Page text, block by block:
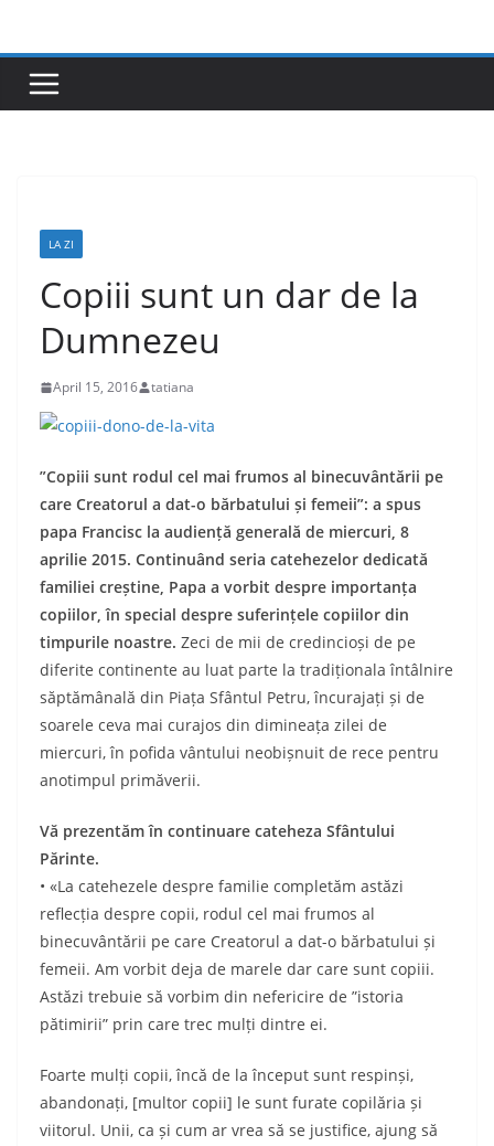
content
LA ZI
Copiii sunt un dar de la
Dumnezeu
April 15, 2016 tatiana
”Copiii sunt rodul cel mai frumos al binecuvântării pe
care Creatorul a dat-o bărbatului și femeii”: a spus
papa Francisc la audiență generală de miercuri, 8
aprilie 2015. Continuând seria catehezelor dedicată
familiei creștine, Papa a vorbit despre importanța
copiilor, în special despre suferințele copiilor din
timpurile noastre. Zeci de mii de credincioși de pe
diferite continente au luat parte la tradiționala întâlnire
săptămânală din Piața Sfântul Petru, încurajați și de
soarele ceva mai curajos din dimineața zilei de
miercuri, în pofida vântului neobișnuit de rece pentru
anotimpul primăverii.
Vă prezentăm în continuare cateheza Sfântului
Părinte.
• «La catehezele despre familie completăm astăzi
reflecția despre copii, rodul cel mai frumos al
binecuvântării pe care Creatorul a dat-o bărbatului și
femeii. Am vorbit deja de marele dar care sunt copiii.
Astăzi trebuie să vorbim din nefericire de ”istoria
pătimirii” prin care trec mulți dintre ei.
Foarte mulți copii, încă de la început sunt respinși,
abandonați, [multor copii] le sunt furate copilăria și
viitorul. Unii, ca și cum ar vrea să se justifice, ajung să